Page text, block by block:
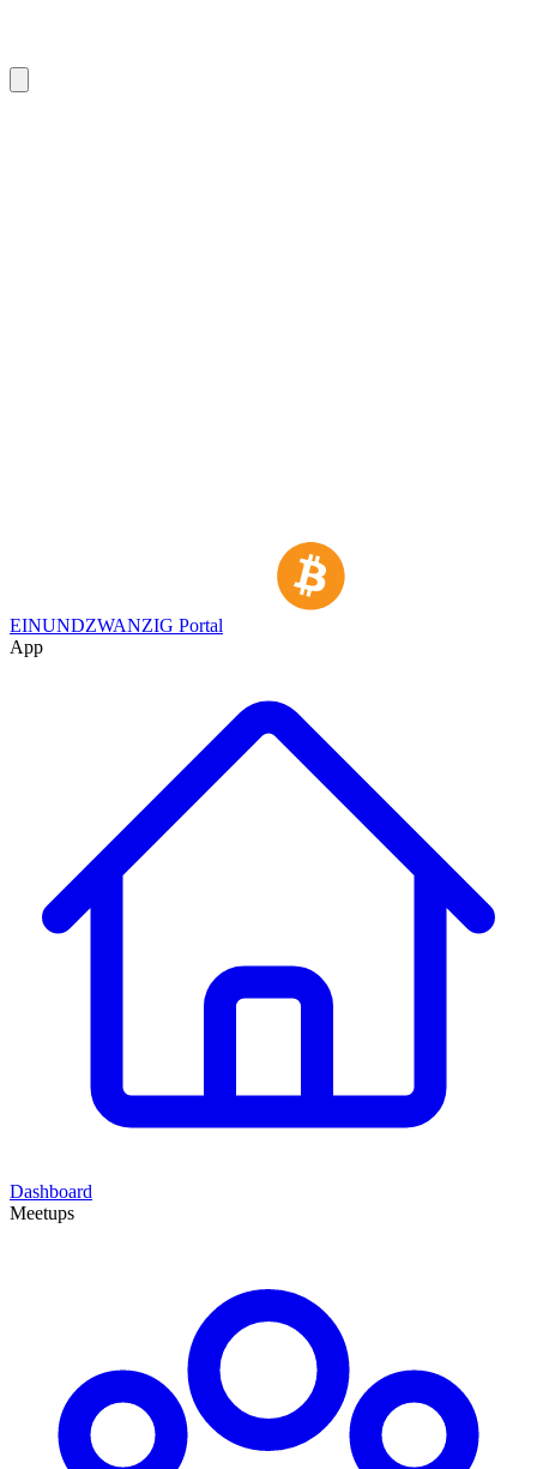
EINUNDZWANZIG Portal
App
Dashboard
Meetups